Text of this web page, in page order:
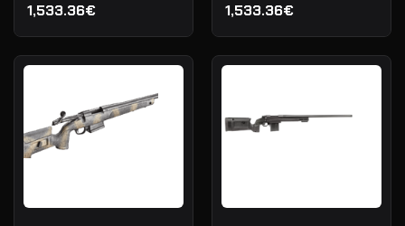
1,533.36€ 1,533.36€